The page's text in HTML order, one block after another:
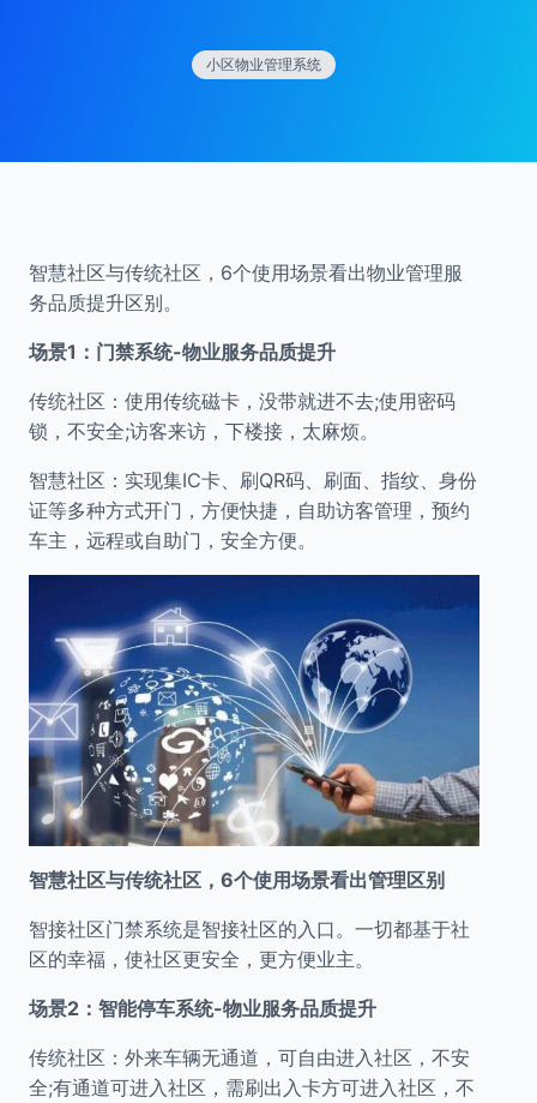
小区物业管理系统
智慧社区与传统社区，6个使用场景看出物业管理服
务品质提升区别。
场景1：门禁系统-物业服务品质提升
传统社区：使用传统磁卡，没带就进不去;使用密码
锁，不安全;访客来访，下楼接，太麻烦。
智慧社区：实现集IC卡、刷QR码、刷面、指纹、身份
证等多种方式开门，方便快捷，自助访客管理，预约
车主，远程或自助门，安全方便。
智慧社区与传统社区，6个使用场景看出管理区别
智接社区门禁系统是智接社区的入口。一切都基于社
区的幸福，使社区更安全，更方便业主。
场景2：智能停车系统-物业服务品质提升
传统社区：外来车辆无通道，可自由进入社区，不安
全;有通道可进入社区，需刷出入卡方可进入社区，不